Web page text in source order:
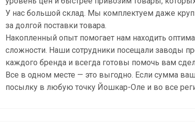
У нас большой склад. Мы комплектуем даже
за долгой поставки товара.
Накопленный опыт помогает нам находить
сложности. Наши сотрудники посещали заводы
каждого бренда и всегда готовы помочь вам
Все в одном месте — это выгодно. Если сумма
посылку в любую точку Йошкар-Оле и во все